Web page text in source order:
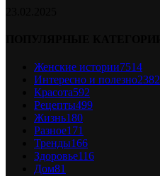
Женские истории7514
Интересно и полезно2382
Красота592
Рецепты499
Жизнь180
Разное171
Тренды166
Здоровье116
Дом81